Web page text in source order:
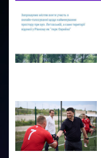
а
и
с
і
в